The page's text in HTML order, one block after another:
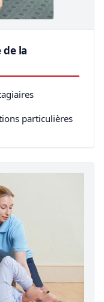
de la
particulières